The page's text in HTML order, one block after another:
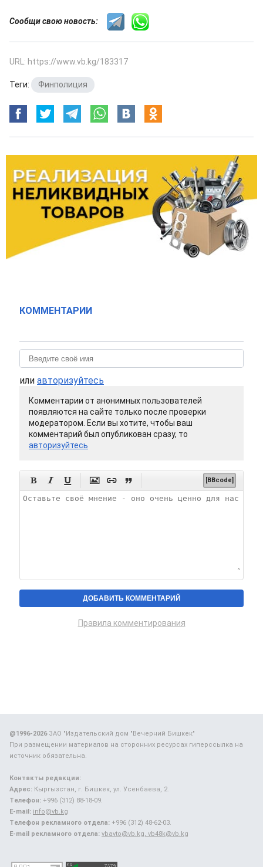
Сообщи свою новость:
URL: https://www.vb.kg/183317
Теги: Финполиция
КОММЕНТАРИИ
или авторизуйтесь
Комментарии от анонимных пользователей
появляются на сайте только после проверки
модератором. Если вы хотите, чтобы ваш
комментарий был опубликован сразу, то
авторизуйтесь
      [BBcode]
Правила комментирования
@1996-2026ЗАО "Издательский дом "Вечерний Бишкек"
При размещении материалов на сторонних ресурсах гиперссылка на
источник обязательна.
Контакты редакции:
Адрес: Кыргызстан, г. Бишкек, ул. Усенбаева, 2.
Телефон: +996 (312) 88-18-09.
E-mail: info@vb.kg
Телефон рекламного отдела: +996 (312) 48-62-03.
E-mail рекламного отдела: vbavto@vb.kg, vb48k@vb.kg